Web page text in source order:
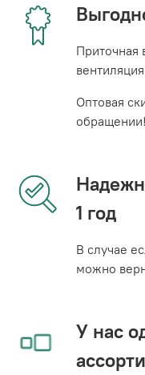
Приточная
Оптовая
обращении!
1 год
В случае
можно
У нас